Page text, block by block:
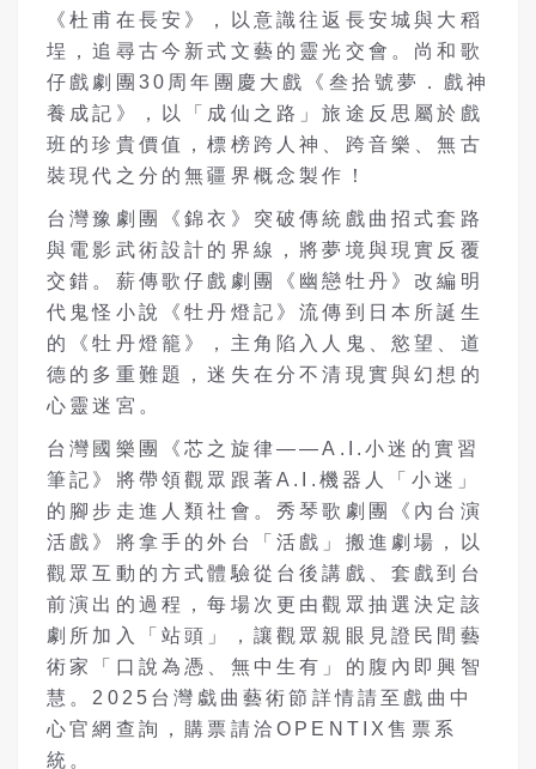
《杜甫在長安》，以意識往返長安城與大稻
埕，追尋古今新式文藝的靈光交會。尚和歌
仔戲劇團30周年團慶大戲《叁拾號夢．戲神
養成記》，以「成仙之路」旅途反思屬於戲
班的珍貴價值，標榜跨人神、跨音樂、無古
裝現代之分的無疆界概念製作！
台灣豫劇團《錦衣》突破傳統戲曲招式套路
與電影武術設計的界線，將夢境與現實反覆
交錯。薪傳歌仔戲劇團《幽戀牡丹》改編明
代鬼怪小說《牡丹燈記》流傳到日本所誕生
的《牡丹燈籠》，主角陷入人鬼、慾望、道
德的多重難題，迷失在分不清現實與幻想的
心靈迷宮。
台灣國樂團《芯之旋律——A.I.小迷的實習
筆記》將帶領觀眾跟著A.I.機器人「小迷」
的腳步走進人類社會。秀琴歌劇團《內台演
活戲》將拿手的外台「活戲」搬進劇場，以
觀眾互動的方式體驗從台後講戲、套戲到台
前演出的過程，每場次更由觀眾抽選決定該
劇所加入「站頭」，讓觀眾親眼見證民間藝
術家「口說為憑、無中生有」的腹內即興智
慧。2025台灣戱曲藝術節詳情請至戲曲中
心官網查詢，購票請洽OPENTIX售票系
統。